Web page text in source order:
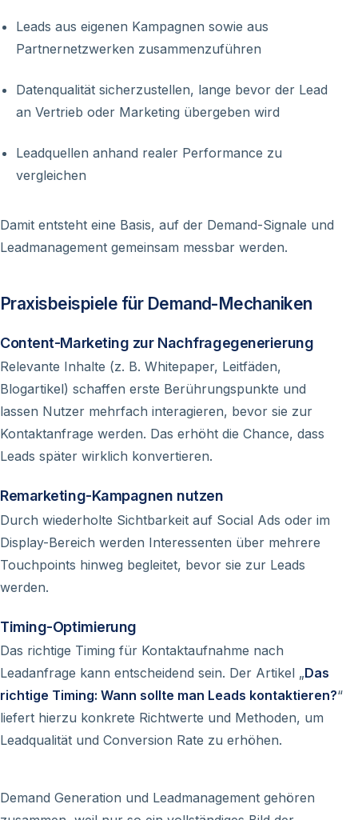
Leads aus eigenen Kampagnen sowie aus
Partnernetzwerken zusammenzuführen
Datenqualität sicherzustellen, lange bevor der Lead
an Vertrieb oder Marketing übergeben wird
Leadquellen anhand realer Performance zu
vergleichen
Damit entsteht eine Basis, auf der Demand-Signale und
Leadmanagement gemeinsam messbar werden.
Praxisbeispiele für Demand-Mechaniken
Content-Marketing zur Nachfragegenerierung
Relevante Inhalte (z. B. Whitepaper, Leitfäden,
Blogartikel) schaffen erste Berührungspunkte und
lassen Nutzer mehrfach interagieren, bevor sie zur
Kontaktanfrage werden. Das erhöht die Chance, dass
Leads später wirklich konvertieren.
Remarketing-Kampagnen nutzen
Durch wiederholte Sichtbarkeit auf Social Ads oder im
Display-Bereich werden Interessenten über mehrere
Touchpoints hinweg begleitet, bevor sie zur Leads
werden.
Timing-Optimierung
Das richtige Timing für Kontaktaufnahme nach
Leadanfrage kann entscheidend sein. Der Artikel „Das
richtige Timing: Wann sollte man Leads kontaktieren?“
liefert hierzu konkrete Richtwerte und Methoden, um
Leadqualität und Conversion Rate zu erhöhen.
Demand Generation und Leadmanagement gehören